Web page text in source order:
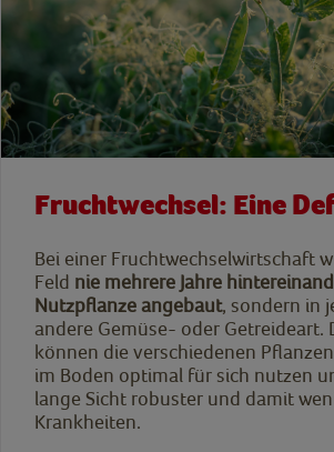
Fruchtwechsel: Eine
Bei einer Fruchtwechselwirtschaft
Feld nie mehrere Jahre
Nutzpflanze angebaut, sondern in
andere Gemüse- oder Getreideart.
können die verschiedenen
im Boden optimal für sich nutzen
lange Sicht robuster und damit
Krankheiten.